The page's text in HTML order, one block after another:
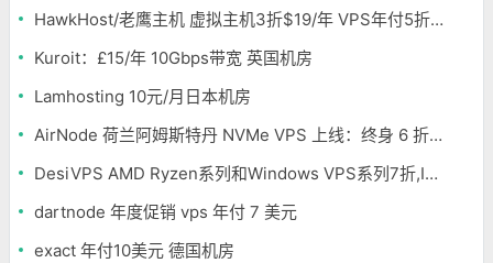
HawkHost/老鹰主机 虚拟主机3折$19/年 VPS年付5折$25/年
Kuroit：£15/年 10Gbps带宽 英国机房
Lamhosting 10元/月日本机房
AirNode 荷兰阿姆斯特丹 NVMe VPS 上线：终身 6 折，€1.99/月起，2.5Tbit/s DDoS 防护
DesiVPS AMD Ryzen系列和Windows VPS系列7折,Intel系列年付11.6美元
dartnode 年度促销 vps 年付 7 美元
exact 年付10美元 德国机房